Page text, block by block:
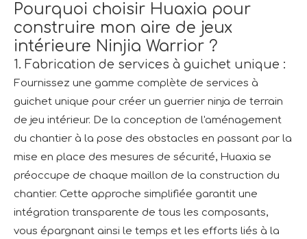
Pourquoi choisir Huaxia pour
construire mon aire de jeux
intérieure Ninjia Warrior ?
1. Fabrication de services à guichet unique :
Fournissez une gamme complète de services à
guichet unique pour créer un guerrier ninja de terrain
de jeu intérieur. De la conception de l'aménagement
du chantier à la pose des obstacles en passant par la
mise en place des mesures de sécurité, Huaxia se
préoccupe de chaque maillon de la construction du
chantier. Cette approche simplifiée garantit une
intégration transparente de tous les composants,
vous épargnant ainsi le temps et les efforts liés à la